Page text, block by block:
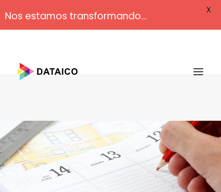
¿QUÉ ES DATAICO?
Nos estamos transformando... X